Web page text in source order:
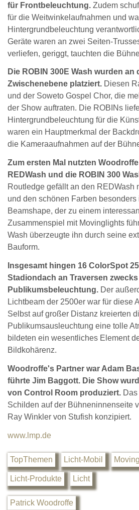
für Frontbeleuchtung. Zudem
für die Weitwinkelaufnahmen und
Hintergrundbeleuchtung
Geräte waren an zwei Seiten-
verliefen, geriggt, tauchten die
Die ROBIN 300E Wash wurden
Zwischenebene platziert. Diesen
und der Soweto Gospel Chor, die
der Show auftraten. Die ROBINs
Hintergrundbeleuchtung für die
waren ein Hauptmerkmal der
die Kameraaufnahmen auf der
Zum ersten Mal nutzten
REDWash und die ROBIN 300
Routledge gefällt an den REDWash
und den schönen Farben besonders
Beamshape, der zu einem
Zusammenspiel mit Movinglights
Wash überzeugte ihn durch seine
Bauform.
Insgesamt hingen 16 ColorSpot
Stadiondach an Traversen zwecks
Publikumsbeleuchtung. Der
Lichtbeam der 2500er war für diese
Selbst auf großer Distanz kreierten
Publikumsausleuchtung eine tolle
bildeten ein wesentliches Element
Bildkohärenz.
Woodroffe's Partner war Adam
führte Jim Baggott. Die Show
von Control Room produziert.
Schilden auf der Bühneninnenseite
Ray Winkler von Stufish konzipiert.
www.lmp.de
TopThemen Licht-Mobil
Licht-Produkte Licht
Patrick Woodroffe